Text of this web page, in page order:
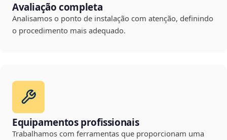
Avaliação completa
Analisamos o ponto de instalação com atenção, definindo
o procedimento mais adequado.
Equipamentos profissionais
Trabalhamos com ferramentas que proporcionam uma